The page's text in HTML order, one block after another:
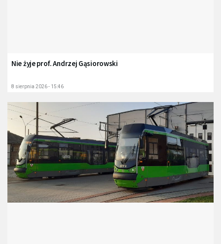
Nie żyje prof. Andrzej Gąsiorowski
8 sierpnia 2026 - 15:46